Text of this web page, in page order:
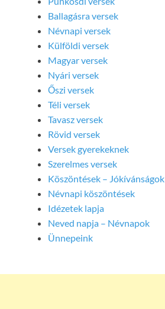
Ballagásra versek
Névnapi versek
Külföldi versek
Magyar versek
Nyári versek
Őszi versek
Téli versek
Tavasz versek
Rövid versek
Versek gyerekeknek
Szerelmes versek
Köszöntések – Jókívánságok
Névnapi köszöntések
Idézetek lapja
Neved napja – Névnapok
Ünnepeink